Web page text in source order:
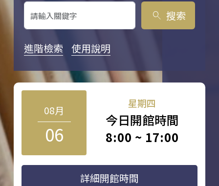
search 搜索
進階檢索 使用說明
08月
06
星期四
今日開館時間
8:00 ~ 17:00
詳細開館時間